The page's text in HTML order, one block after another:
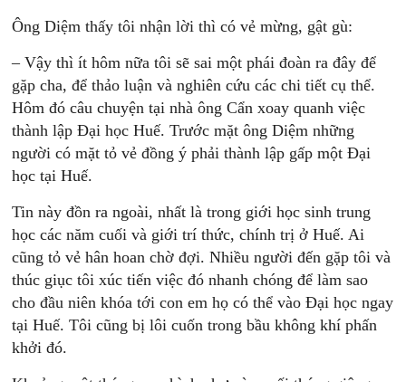
Ông Diệm thấy tôi nhận lời thì có vẻ mừng, gật gù:
– Vậy thì ít hôm nữa tôi sẽ sai một phái đoàn ra đây để
gặp cha, để thảo luận và nghiên cứu các chi tiết cụ thể.
Hôm đó câu chuyện tại nhà ông Cẩn xoay quanh việc
thành lập Đại học Huế. Trước mặt ông Diệm những
người có mặt tỏ vẻ đồng ý phải thành lập gấp một Đại
học tại Huế.
Tin này đồn ra ngoài, nhất là trong giới học sinh trung
học các năm cuối và giới trí thức, chính trị ở Huế. Ai
cũng tỏ vẻ hân hoan chờ đợi. Nhiều người đến gặp tôi và
thúc giục tôi xúc tiến việc đó nhanh chóng để làm sao
cho đầu niên khóa tới con em họ có thể vào Đại học ngay
tại Huế. Tôi cũng bị lôi cuốn trong bầu không khí phấn
khởi đó.